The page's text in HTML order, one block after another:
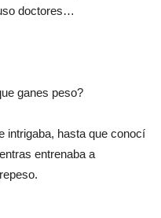
doctores…
ganes peso?
intrigaba, hasta que conocí
entrenaba a